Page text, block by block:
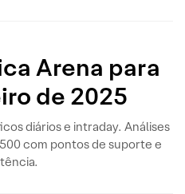
Arena para
de 2025
diários e intraday. Análises
com pontos de suporte e